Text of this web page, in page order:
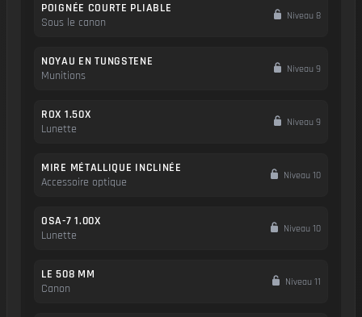
POIGNÉE COURTE PLIABLE
Sous le canon
Niveau 8
NOYAU EN TUNGSTENE
Munitions
Niveau 9
ROX 1.50X
Lunette
Niveau 9
MIRE MÉTALLIQUE INCLINÉE
Accessoire optique
Niveau 10
OSA-7 1.00X
Lunette
Niveau 10
LE 508 MM
Canon
Niveau 11